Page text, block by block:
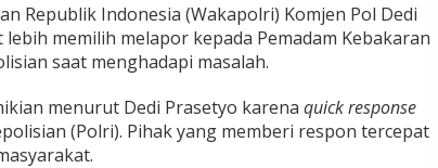
Republik Indonesia (Wakapolri) Komjen Pol Dedi
memilih melapor kepada Pemadam Kebakaran
saat menghadapi masalah.
menurut Dedi Prasetyo karena quick response
(Polri). Pihak yang memberi respon tercepat